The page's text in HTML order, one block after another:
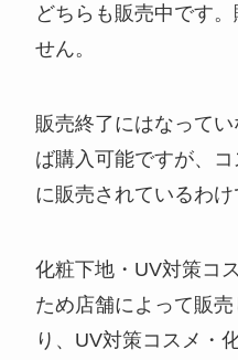
どちらも販売中です
せん。
販売終了にはなって
ば購入可能ですが、
に販売されているわけ
化粧下地・UV対策コ
ため店舗によって販
り、UV対策コスメ・